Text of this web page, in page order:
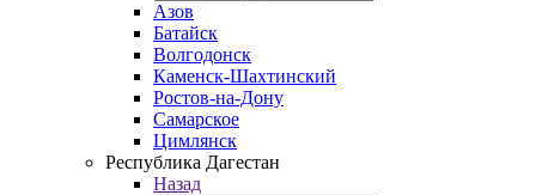
Азов
Батайск
Волгодонск
Каменск-Шахтинский
Ростов-на-Дону
Самарское
Цимлянск
Республика Дагестан
Назад